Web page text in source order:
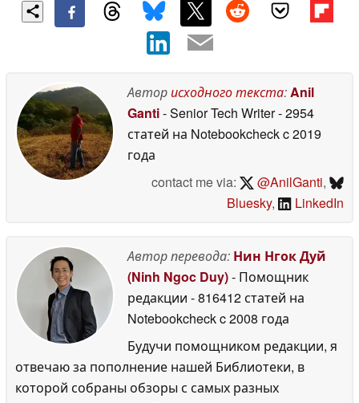
Авторисходного текста:Anil
Ganti- Senior Tech Writer- 2954
статей на Notebookcheckc 2019
года
contact me via:
@AnilGanti,
Bluesky, LinkedIn
Автор перевода: Нин Нгок Дуй
(Ninh Ngoc Duy)- Помощник
редакции - 816412 статей на
Notebookcheckc 2008 года
Будучи помощником редакции, я
отвечаю за пополнение нашей Библиотеки, в
которой собраны обзоры с самых разных